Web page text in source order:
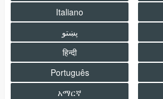
Italiano
پښتو
हिन्दी
Português
አማርኛ